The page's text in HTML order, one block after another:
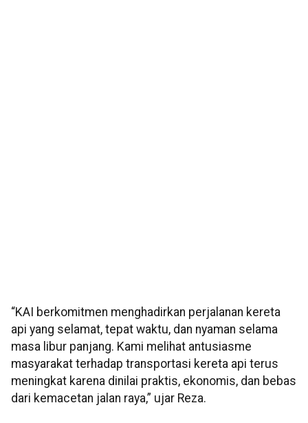
“KAI berkomitmen menghadirkan perjalanan kereta
api yang selamat, tepat waktu, dan nyaman selama
masa libur panjang. Kami melihat antusiasme
masyarakat terhadap transportasi kereta api terus
meningkat karena dinilai praktis, ekonomis, dan bebas
dari kemacetan jalan raya,” ujar Reza.